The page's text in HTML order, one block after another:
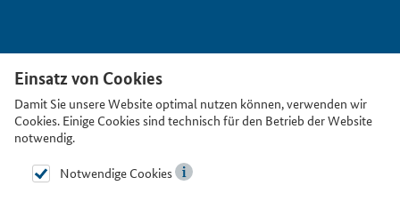
Einsatz von Cookies
Damit Sie unsere Website optimal nutzen können, verwenden wir
Cookies. Einige Cookies sind technisch für den Betrieb der Website
notwendig.
Notwendige Cookies